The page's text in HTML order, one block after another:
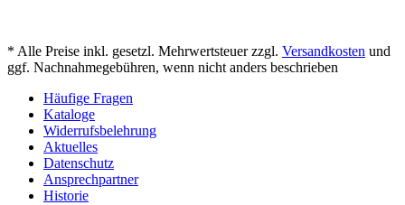
* Alle Preise inkl. gesetzl. Mehrwertsteuer zzgl. Versandkosten und
ggf. Nachnahmegebühren, wenn nicht anders beschrieben
Häufige Fragen
Kataloge
Widerrufsbelehrung
Aktuelles
Datenschutz
Ansprechpartner
Historie